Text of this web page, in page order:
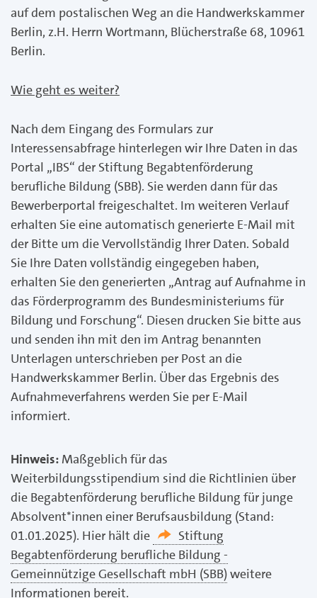
auf dem postalischen Weg an die Handwerkskammer
Berlin, z.H. Herrn Wortmann, Blücherstraße 68, 10961
Berlin.
Wie geht es weiter?
Nach dem Eingang des Formulars zur
Interessensabfrage hinterlegen wir Ihre Daten in das
Portal „IBS“ der Stiftung Begabtenförderung
berufliche Bildung (SBB). Sie werden dann für das
Bewerberportal freigeschaltet. Im weiteren Verlauf
erhalten Sie eine automatisch generierte E-Mail mit
der Bitte um die Vervollständig Ihrer Daten. Sobald
Sie Ihre Daten vollständig eingegeben haben,
erhalten Sie den generierten „Antrag auf Aufnahme in
das Förderprogramm des Bundesministeriums für
Bildung und Forschung“. Diesen drucken Sie bitte aus
und senden ihn mit den im Antrag benannten
Unterlagen unterschrieben per Post an die
Handwerkskammer Berlin. Über das Ergebnis des
Aufnahmeverfahrens werden Sie per E-Mail
informiert.
Hinweis: Maßgeblich für das
Weiterbildungsstipendium sind die Richtlinien über
die Begabtenförderung berufliche Bildung für junge
Absolvent*innen einer Berufsausbildung (Stand:
01.01.2025). Hier hält die
Stiftung
Begabtenförderung berufliche Bildung -
Gemeinnützige Gesellschaft mbH (SBB)weitere
Informationen bereit.